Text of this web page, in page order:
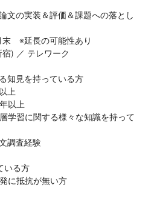
文の実装＆評価＆課題への落とし
※延長の可能性あり
) ／ テレワーク
を持っている方
上
関する様々な知識を持って
査経験
る方
抗が無い方